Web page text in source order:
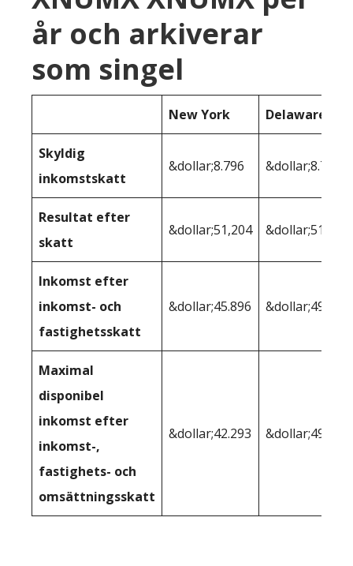
år och arkiverar
som singel
New York Delaware
Skyldig
inkomstskatt
&dollar;8.796 &dollar;8.725
Resultat efter
skatt
&dollar;51,204 &dollar;51.275
Inkomst efter
inkomst- och
fastighetsskatt
&dollar;45.896 &dollar;49.511
Maximal
disponibel
inkomst efter
inkomst-,
fastighets- och
omsättningsskatt
&dollar;42.293 &dollar;49.511